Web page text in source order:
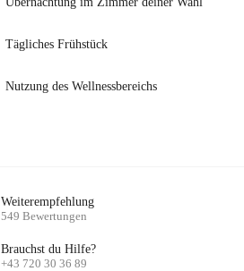
Tägliches Frühstück
Nutzung des Wellnessbereichs
Weiterempfehlung
549 Bewertungen
Brauchst du Hilfe?
+43 720 30 36 89